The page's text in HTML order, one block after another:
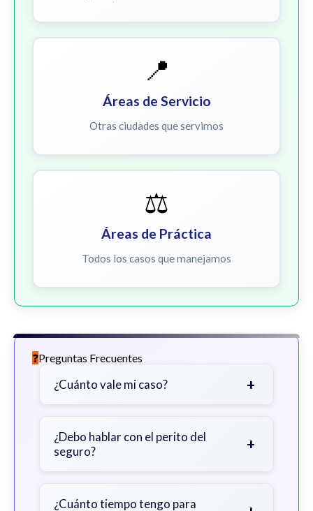
📍
Áreas de Servicio
Otras ciudades que servimos
⚖️
Áreas de Práctica
Todos los casos que manejamos
Preguntas Frecuentes
¿Cuánto vale mi caso? +
gravedad de sus lesiones, facturas
médicas, tiempo fuera del trabajo y
¿Debo hablar con el perito del
seguro?
+
primero con un abogado para evitar
¿Cuánto tiempo tengo para